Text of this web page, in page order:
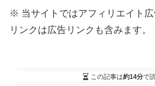
※ 当サイトではアフィリエイト広
リンクは広告リンクも含みます。
この記事は約14分で